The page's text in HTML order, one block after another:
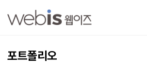
포트폴리오